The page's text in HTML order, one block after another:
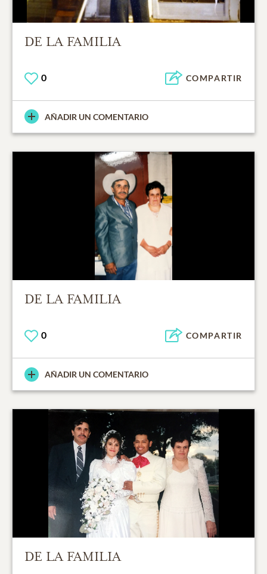
DE LA FAMILIA
0 COMPARTIR
AÑADIR UN COMENTARIO
DE LA FAMILIA
0 COMPARTIR
AÑADIR UN COMENTARIO
DE LA FAMILIA